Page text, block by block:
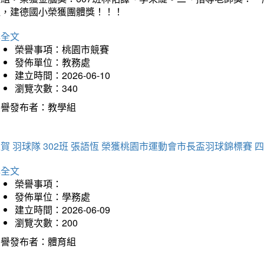
建德國小榮獲團體獎！！！
文
榮譽事項：桃園市競賽
發佈單位：教務處
建立時間：2026-06-10
瀏覽次數：340
發布者：教學組
羽球隊 302班 張語恆 榮獲桃園市運動會市長盃羽球錦標賽
文
榮譽事項：
發佈單位：學務處
建立時間：2026-06-09
瀏覽次數：200
發布者：體育組